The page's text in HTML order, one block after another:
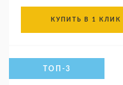
КУПИТЬ В 1 КЛИК